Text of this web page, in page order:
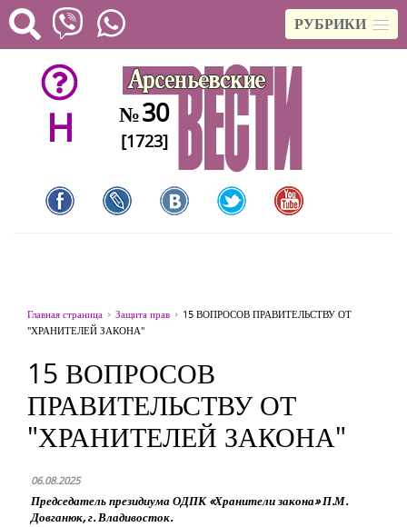
РУБРИКИ
H №30
[1723]
Главная страница Защита прав
15 ВОПРОСОВ ПРАВИТЕЛЬСТВУ ОТ
"ХРАНИТЕЛЕЙ ЗАКОНА"
15 ВОПРОСОВ
ПРАВИТЕЛЬСТВУ ОТ
"ХРАНИТЕЛЕЙ ЗАКОНА"
06.08.2025
Председатель президиума ОДПК «Хранители закона» П.М.
Довганюк, г. Владивосток.